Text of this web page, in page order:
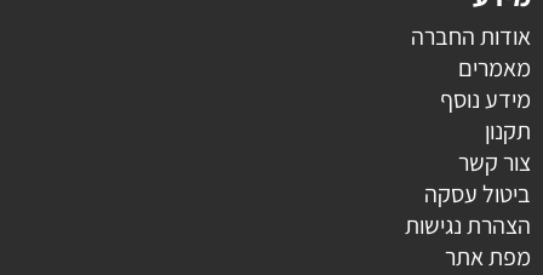
אודות החברה
מאמרים
מידע נוסף
תקנון
צור קשר
ביטול עסקה
הצהרת נגישות
מפת אתר